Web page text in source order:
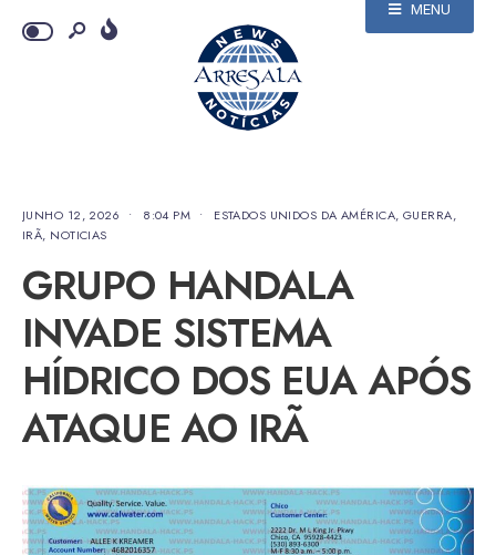
MENU
JUNHO 12, 2026 • 8:04 PM • ESTADOS UNIDOS DA AMÉRICA, GUERRA,
IRÃ, NOTICIAS
GRUPO HANDALA
INVADE SISTEMA
HÍDRICO DOS EUA APÓS
ATAQUE AO IRÃ